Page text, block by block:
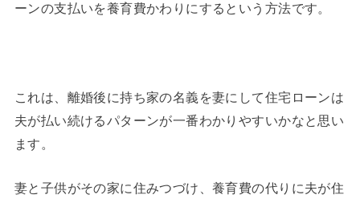
ーンの支払いを養育費かわりにするという方法です。
これは、離婚後に持ち家の名義を妻にして住宅ローンは
夫が払い続けるパターンが一番わかりやすいかなと思い
ます。
妻と子供がその家に住みつづけ、養育費の代りに夫が住